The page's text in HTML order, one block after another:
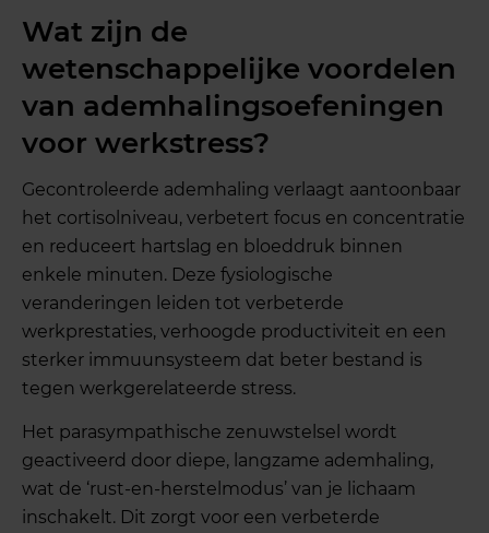
Wat zijn de
wetenschappelijke voordelen
van ademhalingsoefeningen
voor werkstress?
Gecontroleerde ademhaling verlaagt aantoonbaar
het cortisolniveau, verbetert focus en concentratie
en reduceert hartslag en bloeddruk binnen
enkele minuten. Deze fysiologische
veranderingen leiden tot verbeterde
werkprestaties, verhoogde productiviteit en een
sterker immuunsysteem dat beter bestand is
tegen werkgerelateerde stress.
Het parasympathische zenuwstelsel wordt
geactiveerd door diepe, langzame ademhaling,
wat de ‘rust-en-herstelmodus’ van je lichaam
inschakelt. Dit zorgt voor een verbeterde